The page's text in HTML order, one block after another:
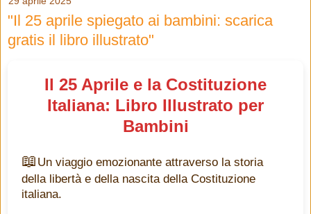
"Il 25 aprile spiegato ai bambini: scarica
gratis il libro illustrato"
Il 25 Aprile e la Costituzione
Italiana: Libro Illustrato per
Bambini
Un viaggio emozionante attraverso la storia
della libertà e della nascita della Costituzione
italiana.